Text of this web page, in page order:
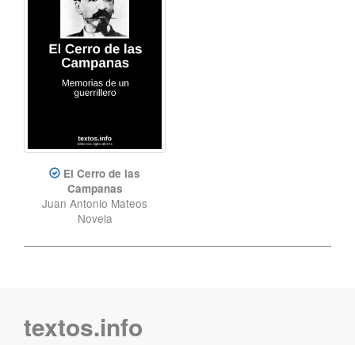
El Cerro de las
Campanas
Juan Antonio Mateos
Novela
textos.info